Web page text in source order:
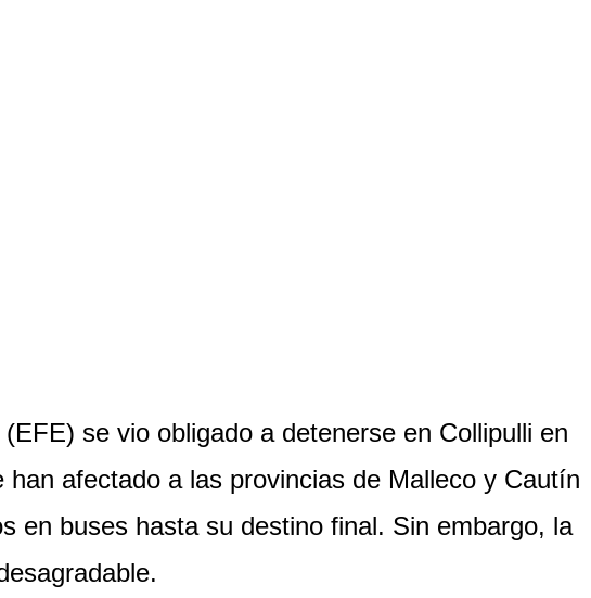
se vio obligado a detenerse en Collipulli en
afectado a las provincias de Malleco y Cautín
en buses hasta su destino final. Sin embargo, la